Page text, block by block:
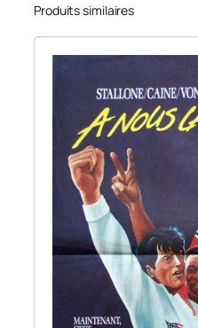
0
×
Produits similaires